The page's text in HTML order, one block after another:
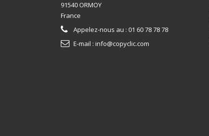
91540 ORMOY
France
Appelez-nous au : 01 60 78 78 78
E-mail : info@copyclic.com